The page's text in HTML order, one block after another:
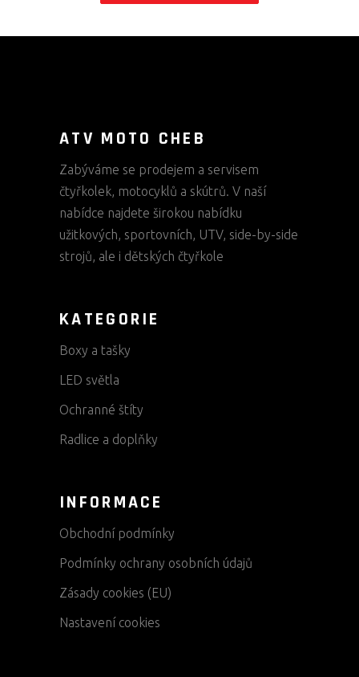
ATV MOTO CHEB
Zabýváme se prodejem a servisem
čtyřkolek, motocyklů a skútrů. V naší
nabídce najdete širokou nabídku
užitkových, sportovních, UTV, side-by-side
strojů, ale i dětských čtyřkole
KATEGORIE
Boxy a tašky
LED světla
Ochranné štíty
Radlice a doplňky
INFORMACE
Obchodní podmínky
Podmínky ochrany osobních údajů
Zásady cookies (EU)
Nastavení cookies